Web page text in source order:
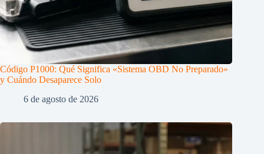
Código P1000: Qué Significa «Sistema OBD No Preparado»
y Cuándo Desaparece Solo
6 de agosto de 2026